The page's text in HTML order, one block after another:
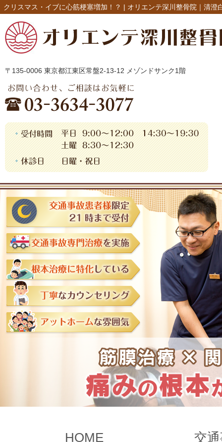
クリスマス・イブに心筋梗塞増加！？ | オリエンテ深川整骨院｜清澄
〒135-0006 東京都江東区常盤2-13-12 メゾンドサンク1階
HOME 交